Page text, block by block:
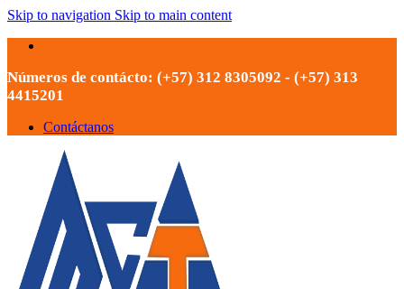
Skip to navigation Skip to main content
Números de contácto: (+57) 312 8305092 - (+57) 313
4415201
Contáctanos